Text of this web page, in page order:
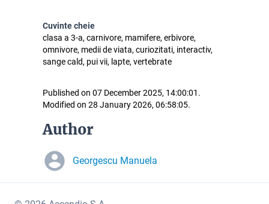
Cuvinte cheie
clasa a 3-a, carnivore, mamifere, erbivore,
omnivore, medii de viata, curiozitati, interactiv,
sange cald, pui vii, lapte, vertebrate
Published on 07 December 2025, 14:00:01.
Modified on 28 January 2026, 06:58:05.
Author
Georgescu Manuela